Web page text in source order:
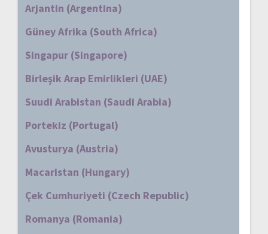
Arjantin (Argentina)
Güney Afrika (South Africa)
Singapur (Singapore)
Birleşik Arap Emirlikleri (UAE)
Suudi Arabistan (Saudi Arabia)
Portekiz (Portugal)
Avusturya (Austria)
Macaristan (Hungary)
Çek Cumhuriyeti (Czech Republic)
Romanya (Romania)